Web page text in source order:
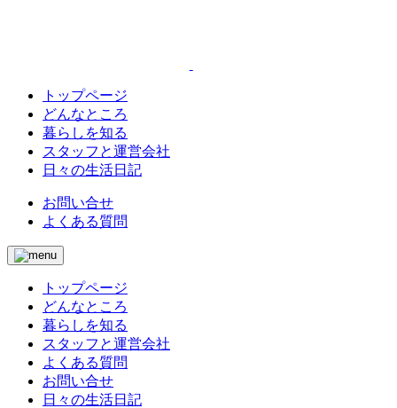
トップページ
どんなところ
暮らしを知る
スタッフと運営会社
日々の生活日記
お問い合せ
よくある質問
トップページ
どんなところ
暮らしを知る
スタッフと運営会社
よくある質問
お問い合せ
日々の生活日記